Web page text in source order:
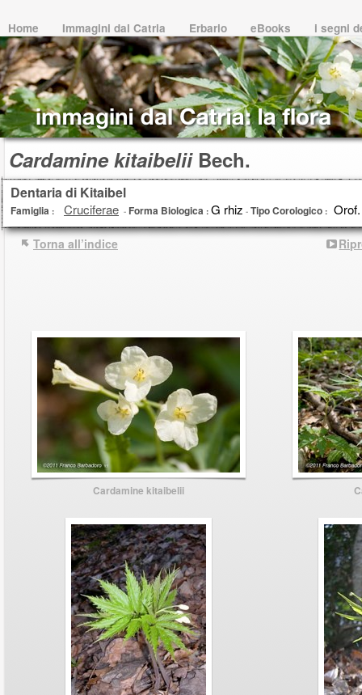
Home Immagini dal Catria Erbario eBooks i segni
Dentaria di Kitaibel
Famiglia : Cruciferae - Forma Biologica : G rhiz - Tipo Corologico :
Cardamine kitaibelii
Torna all’indice
Cardamine kitaibeliiBech.